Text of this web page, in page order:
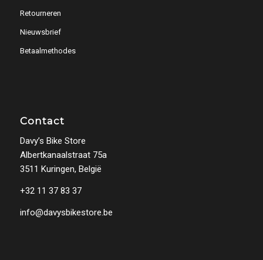
Retourneren
Nieuwsbrief
Betaalmethodes
Contact
Davy’s Bike Store
Albertkanaalstraat 75a
3511 Kuringen, België
+32 11 37 83 37
info@davysbikestore.be